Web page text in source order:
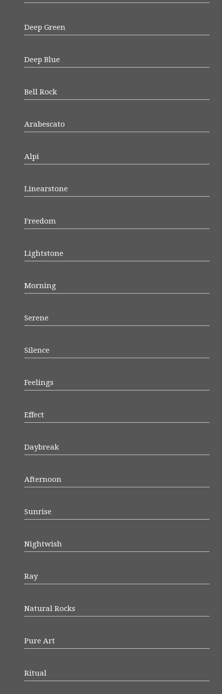
Deep Green
Deep Blue
Bell Rock
Arabescato
Alpi
Linearstone
Freedom
Lightstone
Morning
Serene
Silence
Feelings
Effect
Daybreak
Afternoon
Sunrise
Nightwish
Ray
Natural Rocks
Pure Art
Ritual